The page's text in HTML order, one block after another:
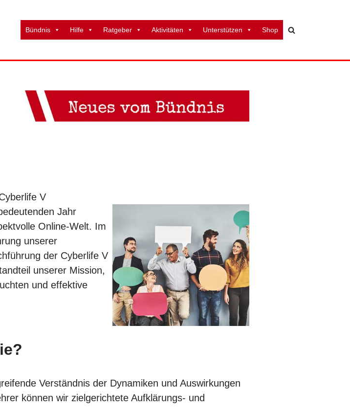
Bündnis Hilfe Ratgeber Aktivitäten Unterstützen Shop
V
Jahr
Online-Welt. Im
unserer
der Cyberlife V
unserer Mission,
und effektive
Verständnis der Dynamiken und Auswirkungen
können wir zielgerichtete Aufklärungs- und